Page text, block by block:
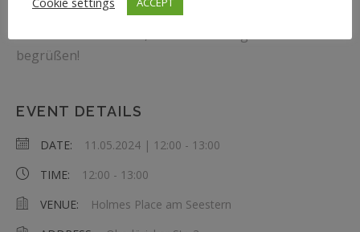
begrüßen!
EVENT DETAILS
DATE: 11.05.2024 | 12:00 - 13:00
TIME:
12:00 - 13:00
VENUE:
Holmes Place am Seestern